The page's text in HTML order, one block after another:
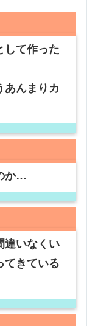
して作った
あんまりカ
か…
違いなくい
てきている